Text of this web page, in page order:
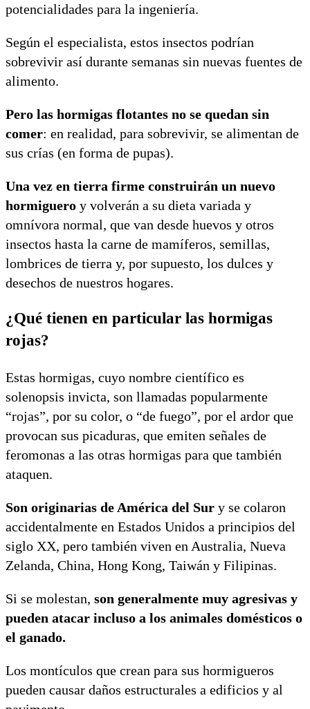
potencialidades para la ingeniería.
Según el especialista, estos insectos podrían
sobrevivir así durante semanas sin nuevas fuentes de
alimento.
Pero las hormigas flotantes no se quedan sin
comer: en realidad, para sobrevivir, se alimentan de
sus crías (en forma de pupas).
Una vez en tierra firme construirán un nuevo
hormiguero y volverán a su dieta variada y
omnívora normal, que van desde huevos y otros
insectos hasta la carne de mamíferos, semillas,
lombrices de tierra y, por supuesto, los dulces y
desechos de nuestros hogares.
¿Qué tienen en particular las hormigas
rojas?
Estas hormigas, cuyo nombre científico es
solenopsis invicta, son llamadas popularmente
“rojas”, por su color, o “de fuego”, por el ardor que
provocan sus picaduras, que emiten señales de
feromonas a las otras hormigas para que también
ataquen.
Son originarias de América del Sur y se colaron
accidentalmente en Estados Unidos a principios del
siglo XX, pero también viven en Australia, Nueva
Zelanda, China, Hong Kong, Taiwán y Filipinas.
Si se molestan, son generalmente muy agresivas y
pueden atacar incluso a los animales domésticos o
el ganado.
Los montículos que crean para sus hormigueros
pueden causar daños estructurales a edificios y al